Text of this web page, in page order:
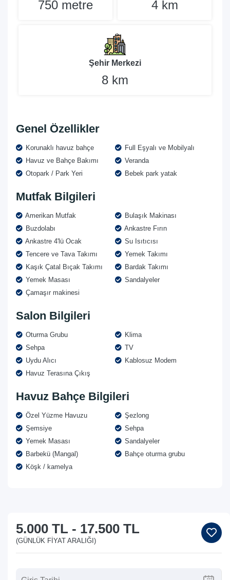
750 metre 4 km
Şehir Merkezi
8 km
Genel Özellikler
Korunaklı havuz bahçe
Full Eşyalı ve Mobilyalı
Havuz ve Bahçe Bakımı
Veranda
Otopark / Park Yeri
Bebek park yatak
Mutfak Bilgileri
Amerikan Mutfak
Bulaşık Makinası
Buzdolabı
Ankastre Fırın
Ankastre 4'lü Ocak
Su Isıtıcısı
Tencere ve Tava Takımı
Yemek Takımı
Kaşık Çatal Bıçak Takımı
Bardak Takımı
Yemek Masası
Sandalyeler
Çamaşır makinesi
Salon Bilgileri
Oturma Grubu
Klima
Sehpa
TV
Uydu Alıcı
Kablosuz Modem
Havuz Terasına Çıkış
Havuz Bahçe Bilgileri
Özel Yüzme Havuzu
Şezlong
Şemsiye
Sehpa
Yemek Masası
Sandalyeler
Barbekü (Mangal)
Bahçe oturma grubu
Köşk / kamelya
5.000 TL - 17.500 TL
(GÜNLÜK FIYAT ARALIĞI)